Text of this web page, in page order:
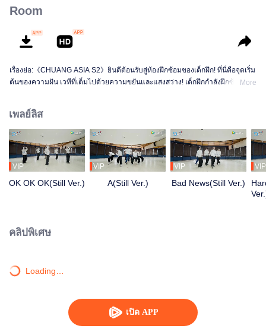
เปิด APP
Room
เรื่องย่อ:《CHUANG ASIA S2》ยินดีต้อนรับสู่ห้องฝึกซ้อมของเด็กฝึก! ที่นี่คือจุดเริ่ม
ต้นของความฝัน เวทีที่เต็มไปด้วยความขยันและแสงสว่าง! เด็กฝึกกำลังฝึกซ้อม
ฝึกซ้อมของพวกเขามั้ย?
More
เพลย์ลิส
VIP
OK OK OK(Still Ver.)
VIP
A(Still Ver.)
VIP
Bad News(Still Ver.)
VIP
คลิปพิเศษ
Loading…